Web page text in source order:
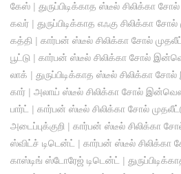
கேஸ் | துருப்பிடிக்காத ஸ்டீல் சிலிக்கா சோல்
கவர் | துருப்பிடிக்காத எஃகு சிலிக்கா சோல்
கத்தி | கார்பன் ஸ்டீல் சிலிக்கா சோல்
பூட்டு | கார்பன் ஸ்டீல் சிலிக்கா சோல்
லாக் | துருப்பிடிக்காத ஸ்டீல் சிலிக்கா
கார் | அலாய் ஸ்டீல் சிலிக்கா சோல்
பார்ட் | கார்பன் ஸ்டீல் சிலிக்கா சோல்
அடைப்புக்குறி | கார்பன் ஸ்டீல் சிலிக்கா
ஸ்விட்ச் டிடென்ட் | கார்பன் ஸ்டீல்
காஸ்டிங் ஸ்டோரேஜ் டிடென்ட் |